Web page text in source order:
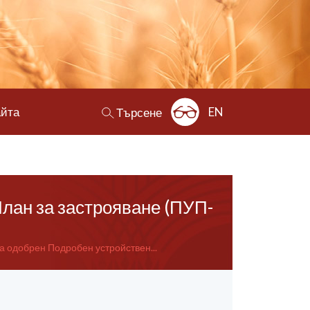
Търсене EN
за застрояване (ПУП-
одобрен Подробен устройствен...